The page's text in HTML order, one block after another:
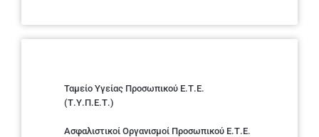
Ταμείο Υγείας Προσωπικού Ε.Τ.Ε.
(Τ.Υ.Π.Ε.Τ.)
Ασφαλιστικοί Οργανισμοί Προσωπικού Ε.Τ.Ε.